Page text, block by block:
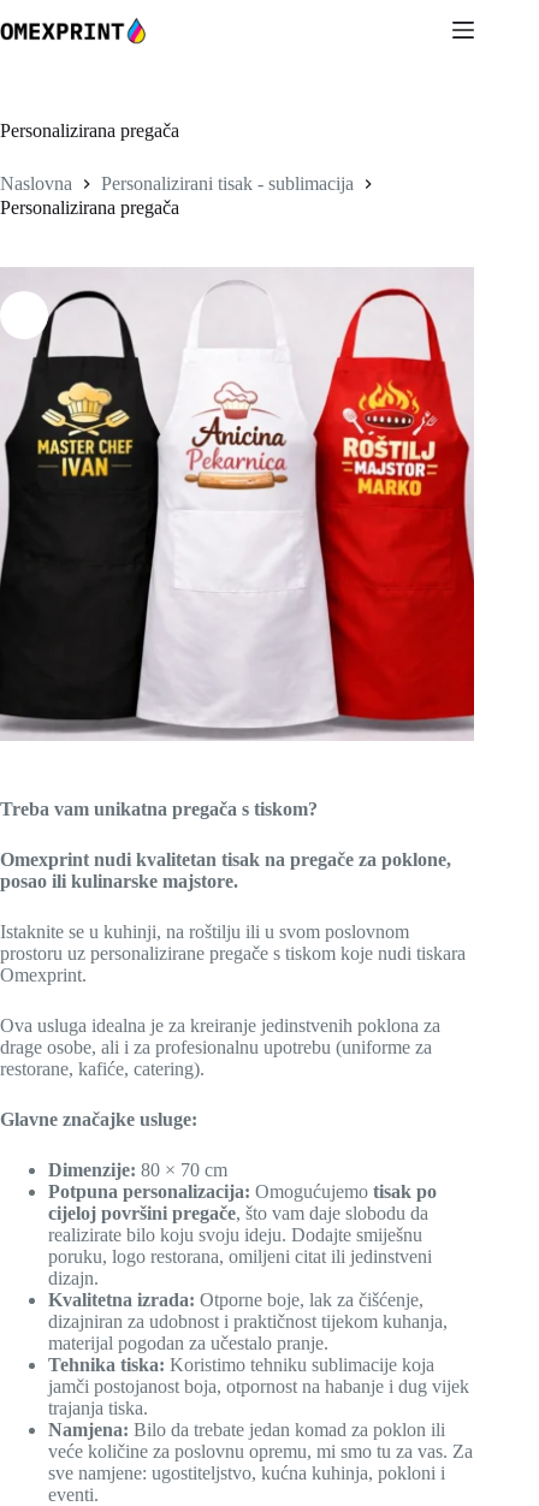
na
Personalizirana pregača
Naslovna
Personalizirani tisak - sublimacija
Personalizirana pregača
Treba vam unikatna pregača s tiskom?
Omexprint nudi kvalitetan tisak na pregače za poklone,
posao ili kulinarske majstore.
Istaknite se u kuhinji, na roštilju ili u svom poslovnom
prostoru uz personalizirane pregače s tiskom koje nudi tiskara
Omexprint.
Ova usluga idealna je za kreiranje jedinstvenih poklona za
drage osobe, ali i za profesionalnu upotrebu (uniforme za
restorane, kafiće, catering).
Glavne značajke usluge:
Dimenzije: 80 × 70 cm
Potpuna personalizacija: Omogućujemo tisak po
cijeloj površini pregače, što vam daje slobodu da
realizirate bilo koju svoju ideju. Dodajte smiješnu
poruku, logo restorana, omiljeni citat ili jedinstveni
dizajn.
Kvalitetna izrada: Otporne boje, lak za čišćenje,
dizajniran za udobnost i praktičnost tijekom kuhanja,
materijal pogodan za učestalo pranje.
Tehnika tiska: Koristimo tehniku sublimacije koja
jamči postojanost boja, otpornost na habanje i dug vijek
trajanja tiska.
Namjena: Bilo da trebate jedan komad za poklon ili
veće količine za poslovnu opremu, mi smo tu za vas. Za
sve namjene: ugostiteljstvo, kućna kuhinja, pokloni i
eventi.